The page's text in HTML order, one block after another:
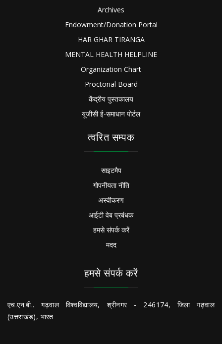
Archives
Endowment/Donation Portal
HAR GHAR TIRANGA
MENTAL HEALTH HELPLINE
Organization Chart
Proctorial Board
केंद्रीय पुस्तकालय
यूजीसी ई-समाधान पोर्टल
त्वरित सम्पक
साइटमैप
गोपनीयता नीति
अस्वीकरण
आईटी वेब प्रबंधक
हमसे संपर्क करें
मदद
हमसे संपर्क करें
एच.एन.बी.. गढ़वाल विश्वविद्यालय, श्रीनगर - 246174, जिला गढ़वाल
(उत्तराखंड), भारत